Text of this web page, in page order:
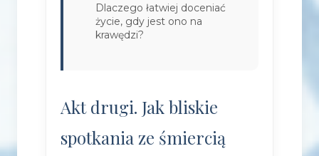
Dlaczego łatwiej doceniać
życie, gdy jest ono na
krawędzi?
Akt drugi. Jak bliskie
spotkania ze śmiercią